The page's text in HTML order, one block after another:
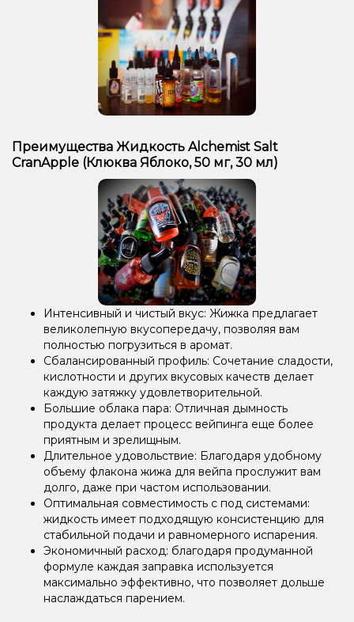
Преимущества Жидкость Alchemist Salt
CranApple (Клюква Яблоко, 50 мг, 30 мл)
Интенсивный и чистый вкус: Жижка предлагает
великолепную вкусопередачу, позволяя вам
полностью погрузиться в аромат.
Сбалансированный профиль: Сочетание сладости,
кислотности и других вкусовых качеств делает
каждую затяжку удовлетворительной.
Большие облака пара: Отличная дымность
продукта делает процесс вейпинга еще более
приятным и зрелищным.
Длительное удовольствие: Благодаря удобному
объему флакона жижа для вейпа прослужит вам
долго, даже при частом использовании.
Оптимальная совместимость с под системами:
жидкость имеет подходящую консистенцию для
стабильной подачи и равномерного испарения.
Экономичный расход: благодаря продуманной
формуле каждая заправка используется
максимально эффективно, что позволяет дольше
наслаждаться парением.